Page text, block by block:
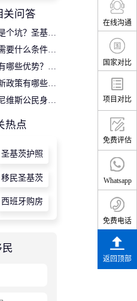
关问答
圣基茨护照移民是个坑？圣基茨护照移民骗局请当心
圣基茨投资移民需要什么条件？圣基茨护照移民政策要求
圣基茨投资移民新政策有哪些变化？2024年申请需注意
热点
圣基茨护照
移民圣基茨
西班牙购房
在线沟通
国家对比
项目对比
免费评估
Whatsapp
免费电话
返回顶部